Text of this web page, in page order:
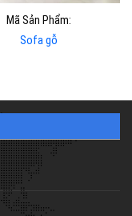
Mã Sản Phẩm:
Sofa gỗ